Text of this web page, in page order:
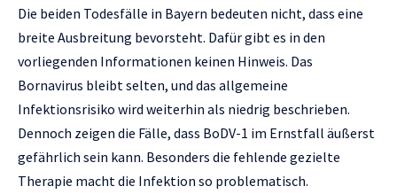
Die beiden Todesfälle in Bayern bedeuten nicht, dass eine
breite Ausbreitung bevorsteht. Dafür gibt es in den
vorliegenden Informationen keinen Hinweis. Das
Bornavirus bleibt selten, und das allgemeine
Infektionsrisiko wird weiterhin als niedrig beschrieben.
Dennoch zeigen die Fälle, dass BoDV-1 im Ernstfall äußerst
gefährlich sein kann. Besonders die fehlende gezielte
Therapie macht die Infektion so problematisch.